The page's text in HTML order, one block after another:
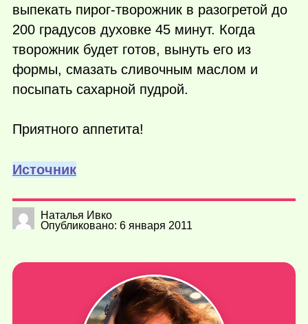
выпекать пирог-творожник в разогретой до
200 градусов духовке 45 минут. Когда
творожник будет готов, вынуть его из
формы, смазать сливочным маслом и
посыпать сахарной пудрой.
Приятного аппетита!
Источник
Наталья Ивко
Опубликовано: 6 января 2011